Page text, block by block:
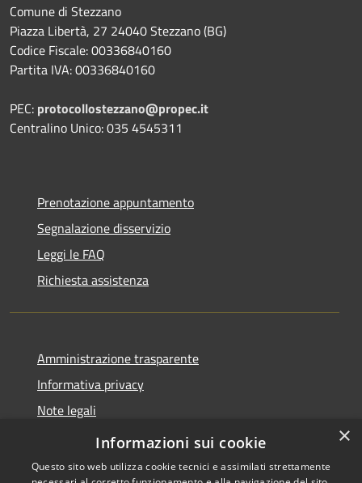
Comune di Stezzano
Piazza Libertà, 27 24040 Stezzano (BG)
Codice Fiscale: 00336840160
Partita IVA: 00336840160
PEC: protocollostezzano@propec.it
Centralino Unico: 035 4545311
Prenotazione appuntamento
Segnalazione disservizio
Leggi le FAQ
Richiesta assistenza
Amministrazione trasparente
Informativa privacy
Note legali
Dichiarazione di accessibilità
×
Informazioni sui cookie
Questo sito web utilizza cookie tecnici e assimilati strettamente